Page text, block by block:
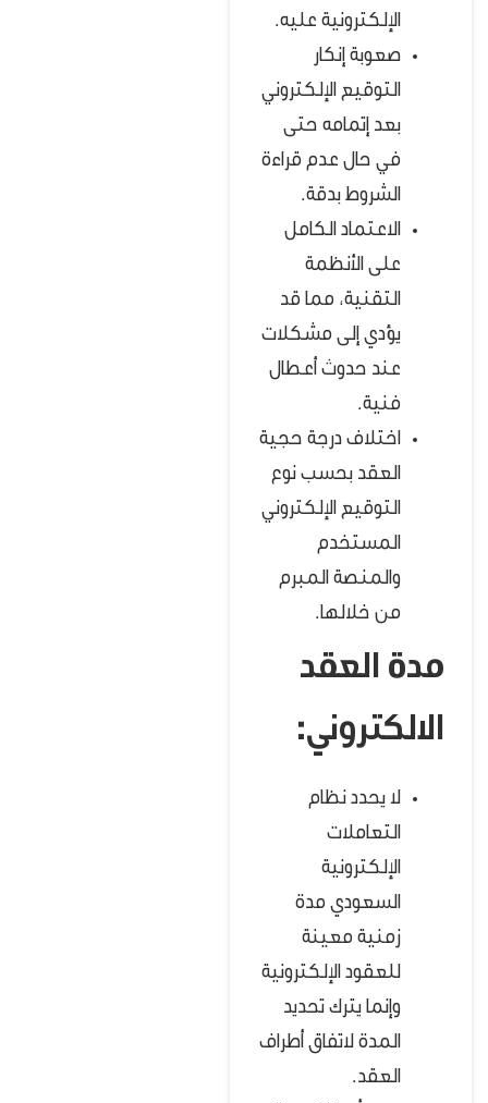
الإلكترونية عليه.
صعوبة إنكار
التوقيع الإلكتروني
بعد إتمامه حتى
في حال عدم قراءة
الشروط بدقة.
الاعتماد الكامل
على الأنظمة
التقنية، مما قد
يؤدي إلى مشكلات
عند حدوث أعطال
فنية.
اختلاف درجة حجية
العقد بحسب نوع
التوقيع الإلكتروني
المستخدم
والمنصة المبرم
من خلالها.
مدة العقد
الالكتروني:
لا يحدد نظام
التعاملات
الإلكترونية
السعودي مدة
زمنية معينة
للعقود الإلكترونية
وإنما يترك تحديد
المدة لاتفاق أطراف
العقد.